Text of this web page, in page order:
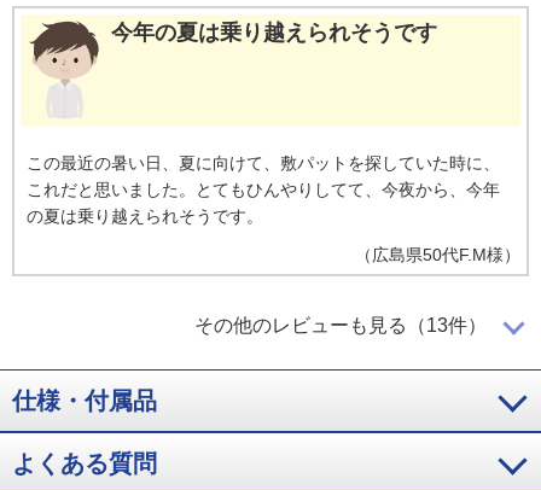
今年の夏は乗り越えられそうです
この最近の暑い日、夏に向けて、敷パットを探していた時に、
これだと思いました。とてもひんやりしてて、今夜から、今年
の夏は乗り越えられそうです。
（広島県50代F.M様）
エアコンで部屋を涼しくして横になると
サラサラしていて滑らかで気持ちいい。寝る前にエアコンで部
屋を涼しくして横になるとひんやりして最高です。
H.M様）
その他のレビューも見る（13件）
仕様・付属品
よくある質問